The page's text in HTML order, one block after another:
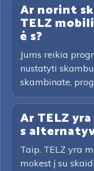
Ar norint
TELZ
ė s?
Jums reikia
nustatyti
skambinate,
Ar TELZ
s
Taip. TELZ yra
mokest į su